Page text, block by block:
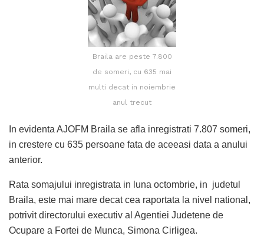
Braila are peste 7.800
de someri, cu 635 mai
multi decat in noiembrie
anul trecut
In evidenta AJOFM Braila se afla inregistrati 7.807 someri,
in crestere cu 635 persoane fata de aceeasi data a anului
anterior.
Rata somajului inregistrata in luna octombrie, in judetul
Braila, este mai mare decat cea raportata la nivel national,
potrivit directorului executiv al Agentiei Judetene de
Ocupare a Fortei de Munca, Simona Cirligea.